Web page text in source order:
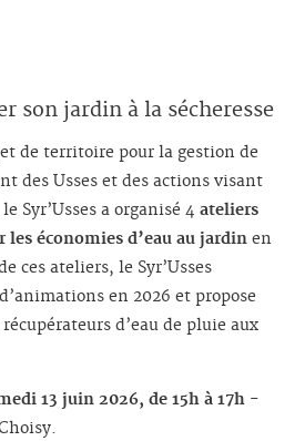
son jardin à la sécheresse
de territoire pour la gestion de
des Usses et des actions visant
Syr’Usses a organisé 4 ateliers
économies d’eau au jardin en
ces ateliers, le Syr’Usses
en 2026 et propose
d’eau de pluie aux
13 juin 2026, de 15h à 17h -